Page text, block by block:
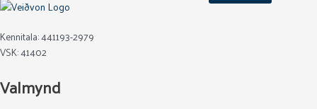
Kennitala: 441193-2979
VSK: 41402
Valmynd